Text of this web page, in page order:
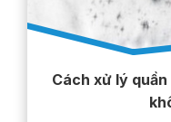
Cách xử lý